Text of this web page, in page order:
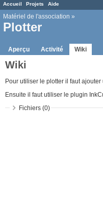
Accueil Projets Aide
Matériel de l'association »
Plotter
Aperçu Activité Wiki
Wiki
Pour utiliser le plotter il faut
Ensuite il faut utiliser le plugin
Fichiers (0)